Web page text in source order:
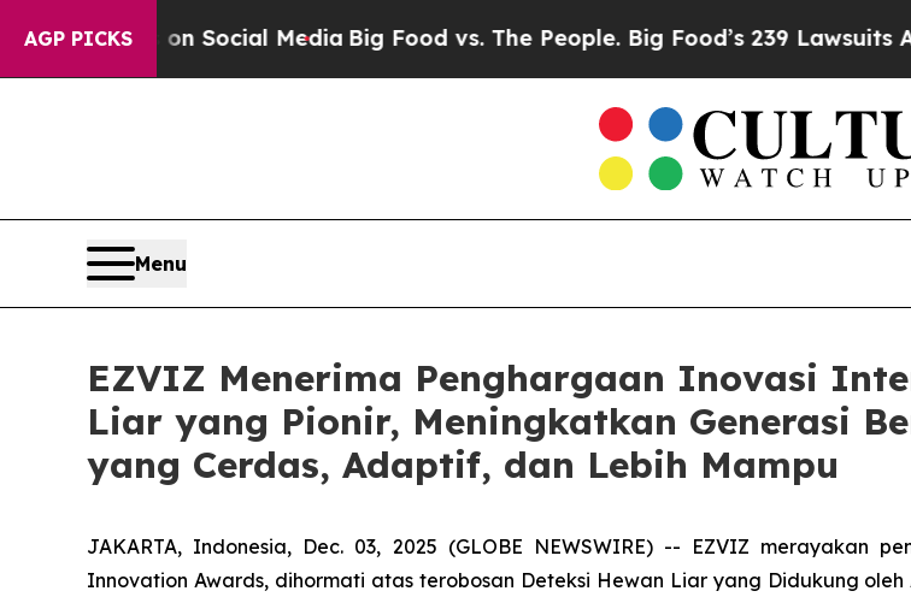
AGP PICKS
on Social Media Big Food vs. The People. Big Food’s 239 Lawsuits Against
Menu
EZVIZ Menerima Penghargaan Inovasi
Liar yang Pionir, Meningkatkan Generasi
yang Cerdas, Adaptif, dan Lebih Mampu
JAKARTA, Indonesia, Dec. 03, 2025 (GLOBE NEWSWIRE) -- EZVIZ merayakan
Innovation Awards, dihormati atas terobosan Deteksi Hewan Liar yang Didukung